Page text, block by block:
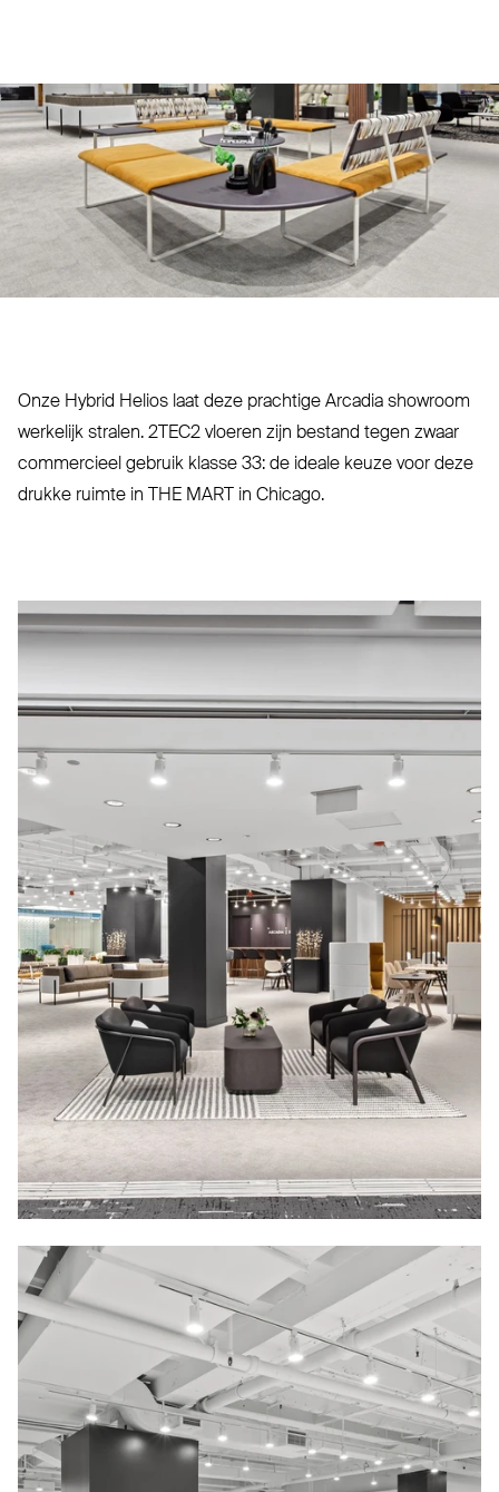
Onze Hybrid Helios laat deze prachtige Arcadia showroom
werkelijk stralen. 2TEC2 vloeren zijn bestand tegen zwaar
com­mercieel gebruik klasse 33: de ideale keuze voor deze
drukke ruimte in THE MART in Chicago.